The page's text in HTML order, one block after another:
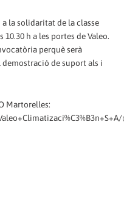
a la solidaritat de la classe
h a les portes de Valeo.
perquè serà
de suport als i
Martorelles: